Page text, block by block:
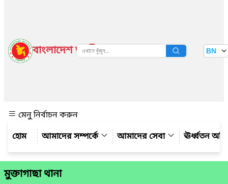
বাংলাদেশ জাতীয় তথ্য বাতায়ন BN
মেনু নির্বাচন করুন
আমাদের সম্পর্কে
আমাদের সেবা ঊর্ধ্বতন
মুক্তাগাছা থানা